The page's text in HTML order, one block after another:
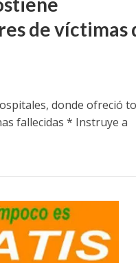
de víctimas
donde ofreció
fallecidas * Instruye a